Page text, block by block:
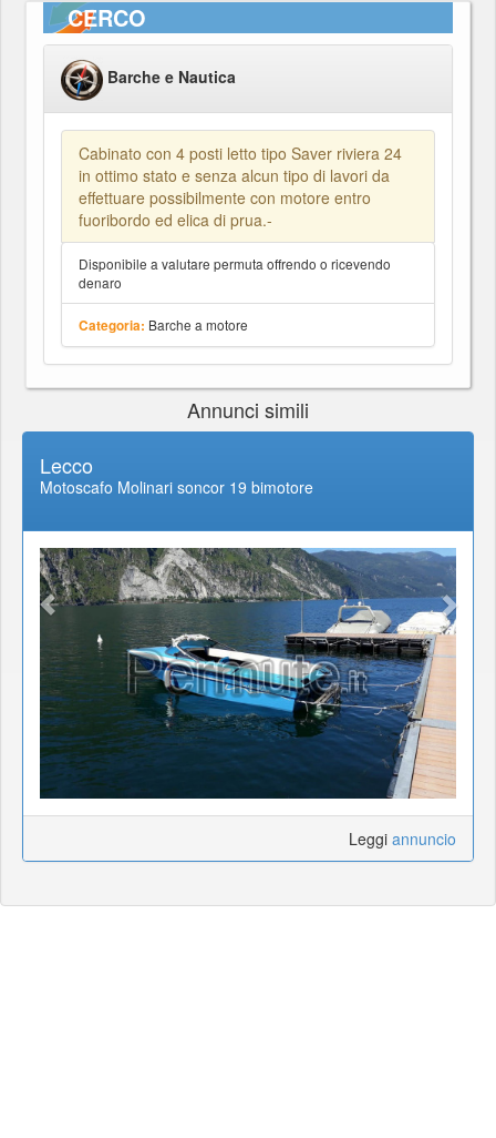
CERCO
Barche e Nautica
Cabinato con 4 posti letto tipo Saver riviera 24
in ottimo stato e senza alcun tipo di lavori da
effettuare possibilmente con motore entro
fuoribordo ed elica di prua.-
Disponibile a valutare permuta offrendo o ricevendo
denaro
Categoria: Barche a motore
Annunci simili
Lecco
Motoscafo Molinari soncor 19 bimotore
Leggi annuncio